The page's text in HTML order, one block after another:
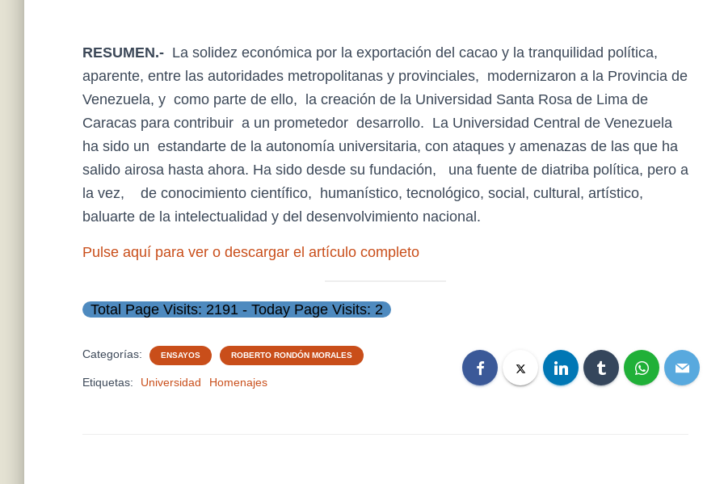
RESUMEN.- La solidez económica por la exportación del cacao y la tranquilidad política,
aparente, entre las autoridades metropolitanas y provinciales, modernizaron a la Provincia de
Venezuela, y como parte de ello, la creación de la Universidad Santa Rosa de Lima de
Caracas para contribuir a un prometedor desarrollo. La Universidad Central de Venezuela
ha sido un estandarte de la autonomía universitaria, con ataques y amenazas de las que ha
salido airosa hasta ahora. Ha sido desde su fundación, una fuente de diatriba política, pero a
la vez, de conocimiento científico, humanístico, tecnológico, social, cultural, artístico,
baluarte de la intelectualidad y del desenvolvimiento nacional.
Pulse aquí para ver o descargar el artículo completo
Total Page Visits: 2191 - Today Page Visits: 2
Categorías: ENSAYOS ROBERTO RONDÓN MORALES
Etiquetas: Universidad Homenajes